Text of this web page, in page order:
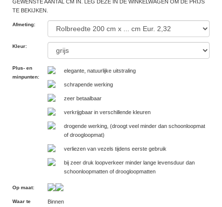
GEWENSTE AANTAL CM IN. LEG DEZE IN DE WINKELWAGEN OM DE PRIJS
TE BEKIJKEN.
Afmeting:
Kleur:
Plus- en
minpunten:
elegante, natuurlijke uitstraling
schrapende werking
zeer betaalbaar
verkrijgbaar in verschillende kleuren
drogende werking, (droogt veel minder dan schoonloopmat
of droogloopmat)
verliezen van vezels tijdens eerste gebruik
bij zeer druk loopverkeer minder lange levensduur dan
schoonloopmatten of droogloopmatten
Op maat:
Waar te
Binnen